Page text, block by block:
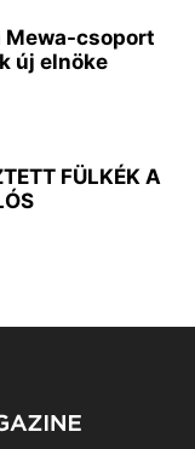
Mewa-csoport
új elnöke
FÜLKÉK A